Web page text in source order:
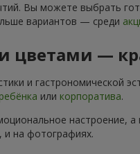
Вы можете выбрать
вариантов — среди
—
и гастрономической
или корпоратива.
настроение,
и на фотографиях.